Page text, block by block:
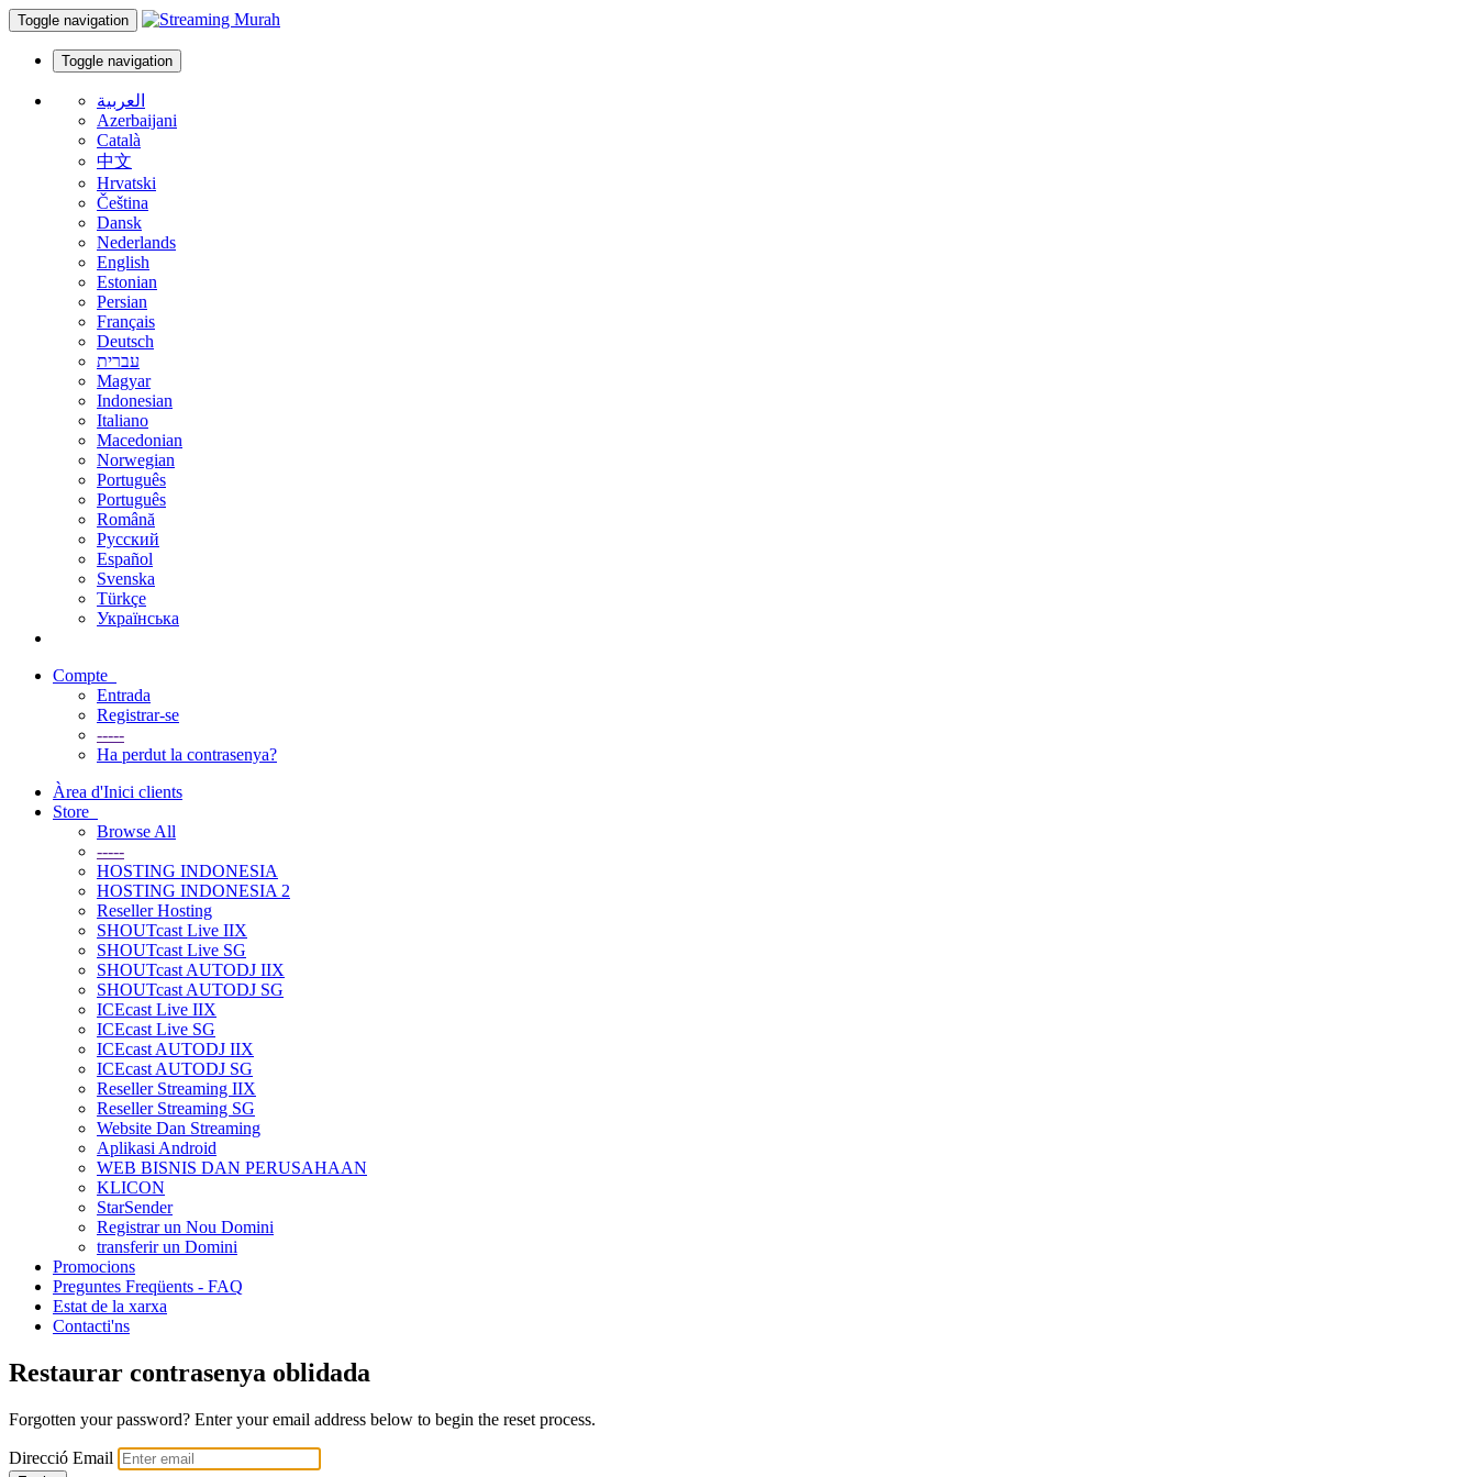
Toggle navigation
Toggle navigation
العربية
Azerbaijani
Català
中文
Hrvatski
Čeština
Dansk
Nederlands
English
Estonian
Persian
Français
Deutsch
עברית
Magyar
Indonesian
Italiano
Macedonian
Norwegian
Português
Português
Română
Русский
Español
Svenska
Türkçe
Українська
Compte
Entrada
Registrar-se
-----
Ha perdut la contrasenya?
Àrea d'Inici clients
Store
Browse All
-----
HOSTING INDONESIA
HOSTING INDONESIA 2
Reseller Hosting
SHOUTcast Live IIX
SHOUTcast Live SG
SHOUTcast AUTODJ IIX
SHOUTcast AUTODJ SG
ICEcast Live IIX
ICEcast Live SG
ICEcast AUTODJ IIX
ICEcast AUTODJ SG
Reseller Streaming IIX
Reseller Streaming SG
Website Dan Streaming
Aplikasi Android
WEB BISNIS DAN PERUSAHAAN
KLICON
StarSender
Registrar un Nou Domini
transferir un Domini
Promocions
Preguntes Freqüents - FAQ
Estat de la xarxa
Contacti'ns
Restaurar contrasenya oblidada
Forgotten your password? Enter your email address below to begin the reset process.
Direcció Email